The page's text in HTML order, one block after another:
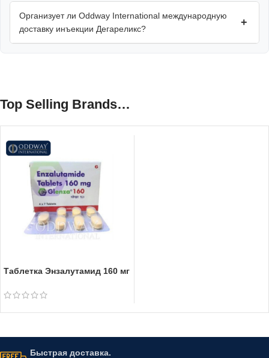
Организует ли Oddway International международную
доставку инъекции Дегареликс?
+
Top Selling Brands…
Таблетка Энзалутамид 160 мг
Быстрая доставка.